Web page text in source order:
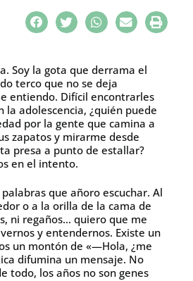
Soy la gota que derrama el
terco que no se deja
entiendo. Difícil encontrarles
la adolescencia, ¿quién puede
por la gente que camina a
zapatos y mirarme desde
presa a punto de estallar?
en el intento.
que añoro escuchar. Al
o a la orilla de la cama de
ni regaños… quiero que me
y entendernos. Existe un
un montón de «—Hola, ¿me
difumina un mensaje. No
todo, los años no son genes